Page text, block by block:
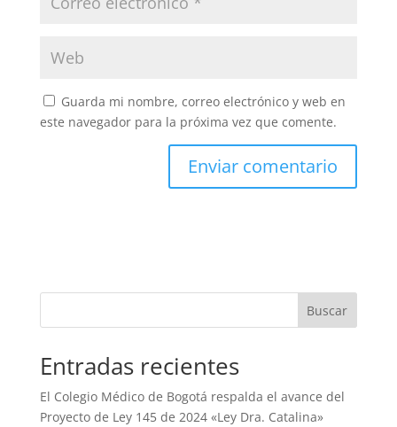
Guarda mi nombre, correo electrónico y web en
este navegador para la próxima vez que comente.
Buscar
Entradas recientes
El Colegio Médico de Bogotá respalda el avance del
Proyecto de Ley 145 de 2024 «Ley Dra. Catalina»